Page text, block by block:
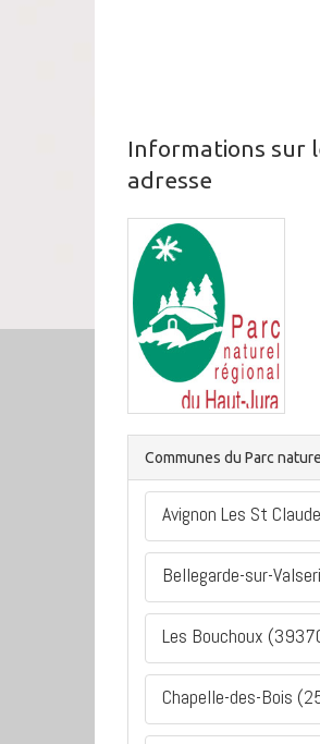
Informations sur
adresse
Communes du Parc
Avignon Les St
Bellegarde-sur-
Les Bouchoux
Chapelle-des-Bois